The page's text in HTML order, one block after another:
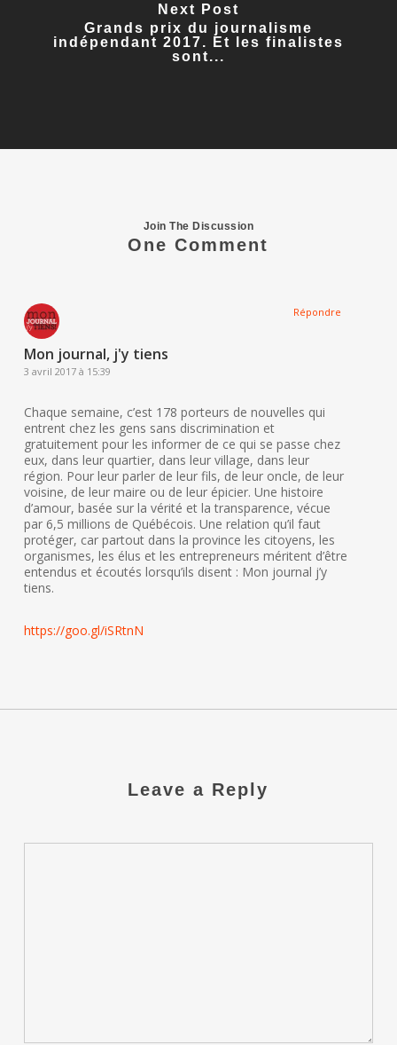
Next Post
Grands prix du journalisme
indépendant 2017. Et les finalistes
sont...
Join The Discussion
One Comment
Mon journal, j'y tiens
3 avril 2017 à 15:39
Chaque semaine, c’est 178 porteurs de nouvelles qui
entrent chez les gens sans discrimination et
gratuitement pour les informer de ce qui se passe chez
eux, dans leur quartier, dans leur village, dans leur
région. Pour leur parler de leur fils, de leur oncle, de leur
voisine, de leur maire ou de leur épicier. Une histoire
d’amour, basée sur la vérité et la transparence, vécue
par 6,5 millions de Québécois. Une relation qu’il faut
protéger, car partout dans la province les citoyens, les
organismes, les élus et les entrepreneurs méritent d’être
entendus et écoutés lorsqu’ils disent : Mon journal j’y
tiens.
https://goo.gl/iSRtnN
Répondre
Leave a Reply